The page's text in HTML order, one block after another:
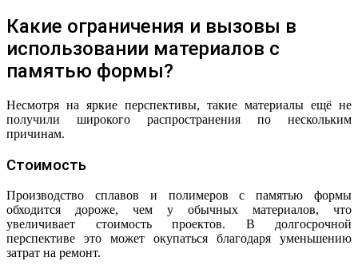
Какие ограничения и вызовы в
использовании материалов с
памятью формы?
Несмотря на яркие перспективы, такие материалы ещё не
получили широкого распространения по нескольким
причинам.
Стоимость
Производство сплавов и полимеров с памятью формы
обходится дороже, чем у обычных материалов, что
увеличивает стоимость проектов. В долгосрочной
перспективе это может окупаться благодаря уменьшению
затрат на ремонт.